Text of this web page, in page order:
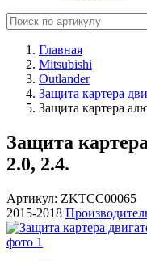
Главная
Mitsubishi
Outlander
Защита картера
Защита картера
Защита
2.0, 2.4.
Артикул: ZKTCC00065
2015-2018